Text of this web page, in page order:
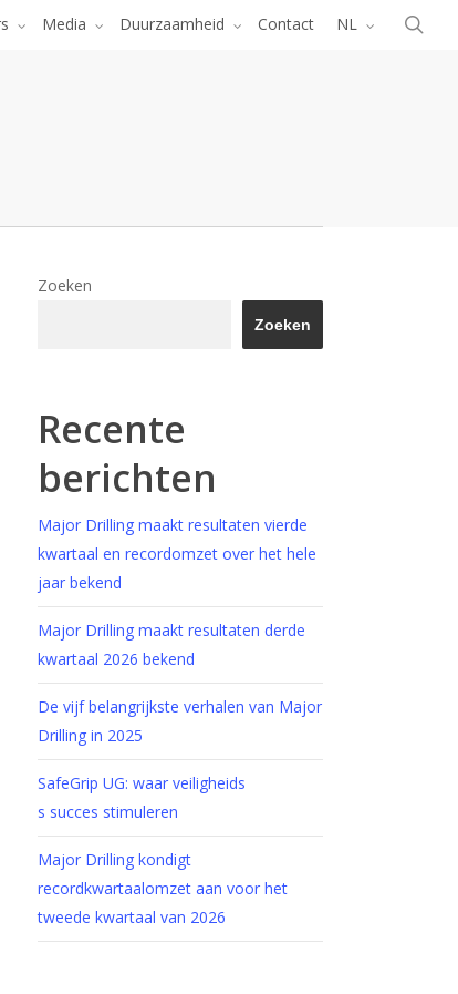
Media Duurzaamheid Contact NL
Zoeken
Zoeken
Recente
berichten
Major Drilling maakt resultaten vierde
kwartaal en recordomzet over het hele
jaar bekend
Major Drilling maakt resultaten derde
kwartaal 2026 bekend
De vijf belangrijkste verhalen van Major
Drilling in 2025
SafeGrip UG: waar veiligheids
s succes stimuleren
Major Drilling kondigt
recordkwartaalomzet aan voor het
tweede kwartaal van 2026
Menu